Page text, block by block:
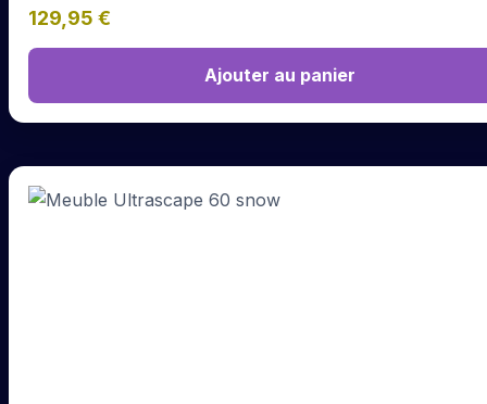
129,95 €
Ajouter au panier